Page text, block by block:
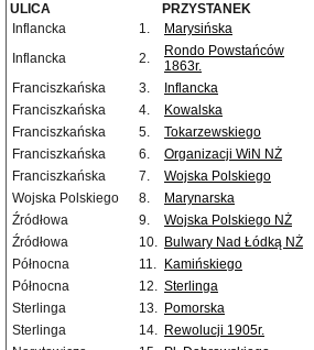
ULICA PRZYSTANEK
Inflancka
1. Marysińska
Inflancka
2.
Rondo Powstańców
1863r.
Franciszkańska 3. Inflancka
Franciszkańska
4. Kowalska
Franciszkańska
5. Tokarzewskiego
Franciszkańska
6. Organizacji WiN NŻ
Franciszkańska
7. Wojska Polskiego
Wojska Polskiego
8. Marynarska
Źródłowa
9. Wojska Polskiego NŻ
Źródłowa
10. Bulwary Nad Łódką NŻ
Północna
11. Kamińskiego
Północna
12. Sterlinga
Sterlinga
13. Pomorska
Sterlinga
14. Rewolucji 1905r.